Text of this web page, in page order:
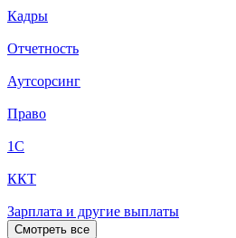
Кадры
Отчетность
Аутсорсинг
Право
1С
ККТ
Зарплата и другие выплаты
Смотреть все